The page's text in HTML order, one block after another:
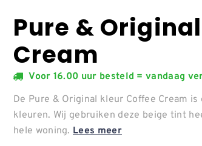
Pure &
Cream
Voor 16.00 uur besteld = vandaag
De Pure & Original kleur Coffee Cream
kleuren. Wij gebruiken deze beige tint
hele woning. Lees meer